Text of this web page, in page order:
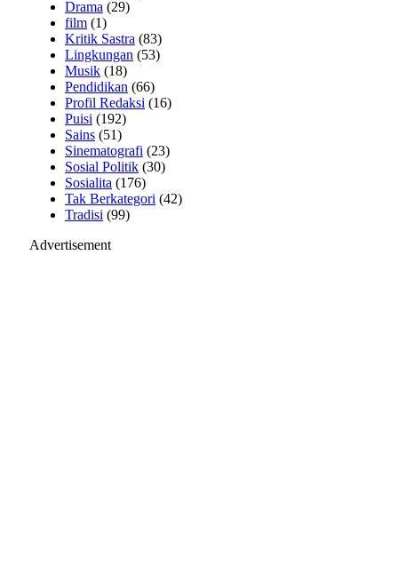
Drama (29)
film (1)
Kritik Sastra (83)
Lingkungan (53)
Musik (18)
Pendidikan (66)
Profil Redaksi (16)
Puisi (192)
Sains (51)
Sinematografi (23)
Sosial Politik (30)
Sosialita (176)
Tak Berkategori (42)
Tradisi (99)
Advertisement